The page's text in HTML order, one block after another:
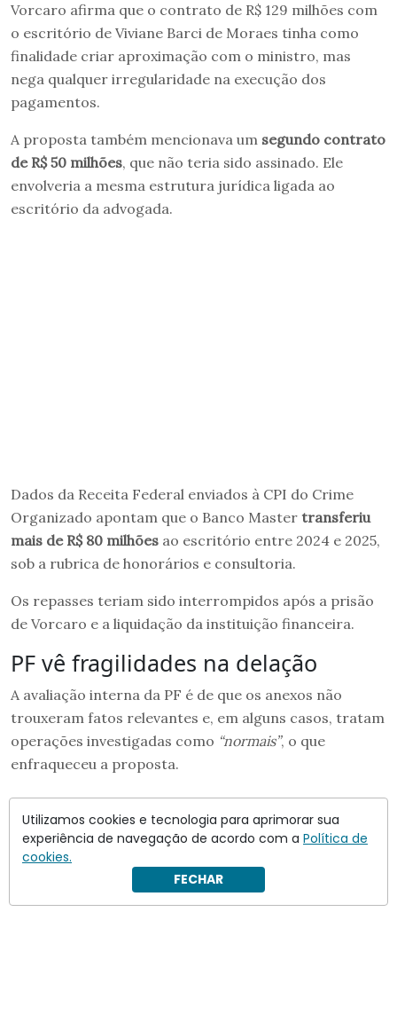
Vorcaro afirma que o contrato de R$ 129 milhões com
o escritório de Viviane Barci de Moraes tinha como
finalidade criar aproximação com o ministro, mas
nega qualquer irregularidade na execução dos
pagamentos.
A proposta também mencionava um segundo contrato
de R$ 50 milhões, que não teria sido assinado. Ele
envolveria a mesma estrutura jurídica ligada ao
escritório da advogada.
Dados da Receita Federal enviados à CPI do Crime
Organizado apontam que o Banco Master transferiu
mais de R$ 80 milhões ao escritório entre 2024 e 2025,
sob a rubrica de honorários e consultoria.
Os repasses teriam sido interrompidos após a prisão
de Vorcaro e a liquidação da instituição financeira.
PF vê fragilidades na delação
A avaliação interna da PF é de que os anexos não
trouxeram fatos relevantes e, em alguns casos, tratam
operações investigadas como “normais”, o que
enfraqueceu a proposta.
Utilizamos cookies e tecnologia para aprimorar sua
experiência de navegação de acordo com a Política de
cookies.
FECHAR